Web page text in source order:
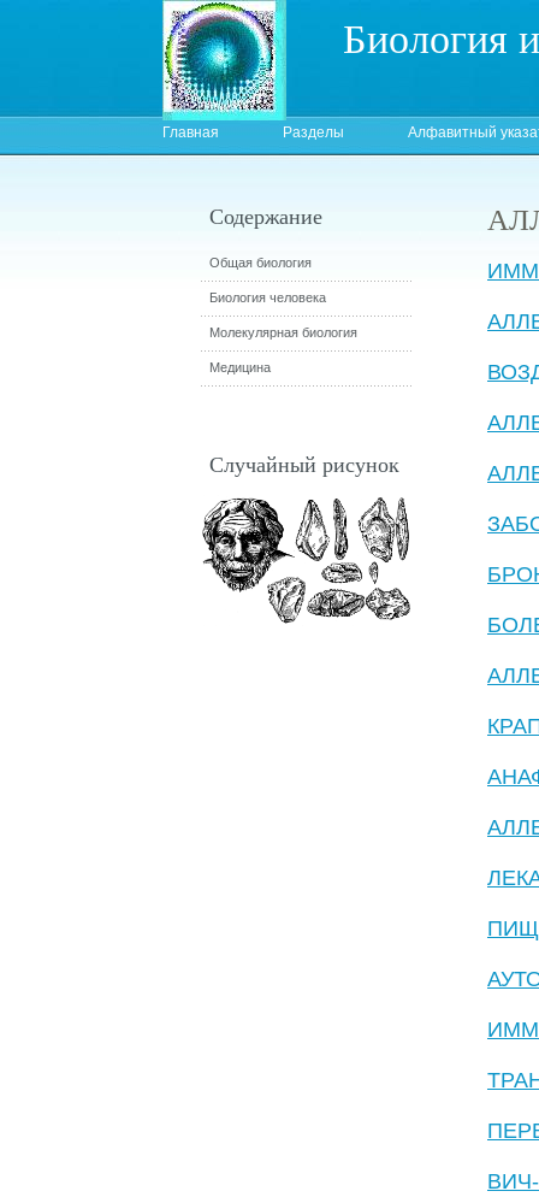
Биология
Главная Разделы Алфавитный
Содержание
Общая биология
Биология человека
Молекулярная биология
Медицина
Случайный рисунок